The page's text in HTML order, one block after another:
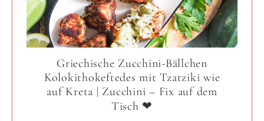
Griechische Zucchini-Bällchen
Kolokithokeftedes mit Tzatziki wie
auf Kreta | Zucchini – Fix auf dem
Tisch ❤